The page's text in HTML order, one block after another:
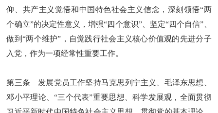
仰、共产主义觉悟和中国特色社会主义信念，深刻领悟“两
个确立”的决定性意义，增强“四个意识”、坚定“四个自信”、
做到“两个维护”，自觉践行社会主义核心价值观的先进分子
入党，作为一项经常性重要工作。
第三条 发展党员工作坚持马克思列宁主义、毛泽东思想、
邓小平理论、“三个代表”重要思想、科学发展观，全面贯彻